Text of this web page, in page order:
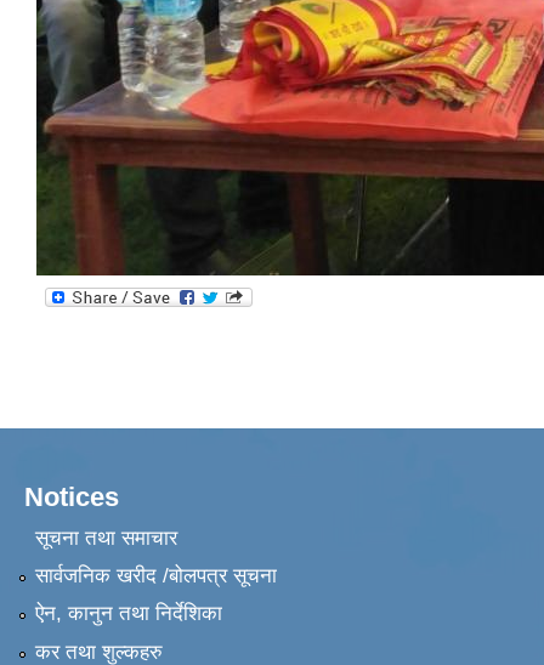
Notices
सूचना तथा समाचार
सार्वजनिक खरीद /बोलपत्र सूचना
ऐन, कानुन तथा निर्देशिका
कर तथा शुल्कहरु